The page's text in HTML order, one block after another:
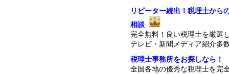
リピーター続出！税理士から
相談
完全無料！良い税理士を厳選
テレビ・新聞メディア紹介多
税理士事務所をお探しなら！
全国各地の優秀な税理士を完